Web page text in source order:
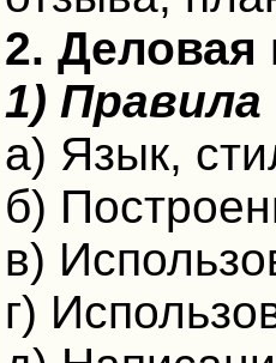
2. Деловая
1)
а) Язык,
б)
в)
г)